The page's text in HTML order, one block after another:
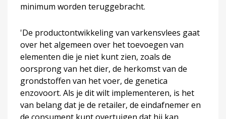
minimum worden teruggebracht.
'De productontwikkeling van varkensvlees gaat
over het algemeen over het toevoegen van
elementen die je niet kunt zien, zoals de
oorsprong van het dier, de herkomst van de
grondstoffen van het voer, de genetica
enzovoort. Als je dit wilt implementeren, is het
van belang dat je de retailer, de eindafnemer en